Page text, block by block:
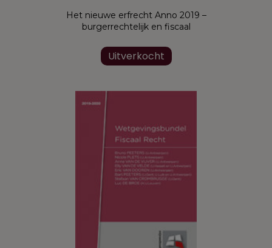
Het nieuwe erfrecht Anno 2019 –
burgerrechtelijk en fiscaal
Uitverkocht